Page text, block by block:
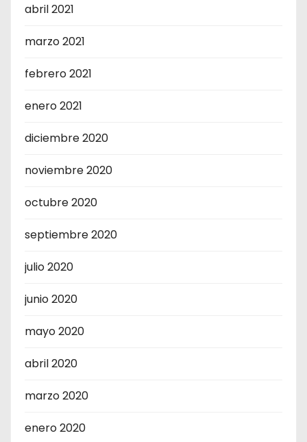
abril 2021
marzo 2021
febrero 2021
enero 2021
diciembre 2020
noviembre 2020
octubre 2020
septiembre 2020
julio 2020
junio 2020
mayo 2020
abril 2020
marzo 2020
enero 2020